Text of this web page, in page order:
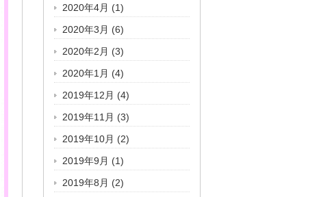
2020年4月 (1)
2020年3月 (6)
2020年2月 (3)
2020年1月 (4)
2019年12月 (4)
2019年11月 (3)
2019年10月 (2)
2019年9月 (1)
2019年8月 (2)